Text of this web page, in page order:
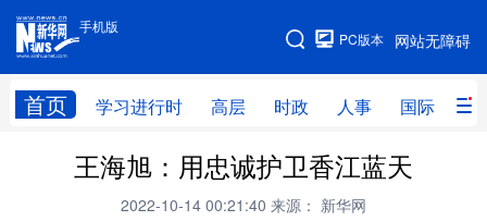
手机版
网站无障碍
PC版本
首页 学习进行时 高层 时政 人事 国际 财
手机版
网站地图
学习进行时 高层 时政 人事
财经 网评
王海旭：用忠诚护卫香江蓝天
2022-10-14 00:21:40 来源： 新华网